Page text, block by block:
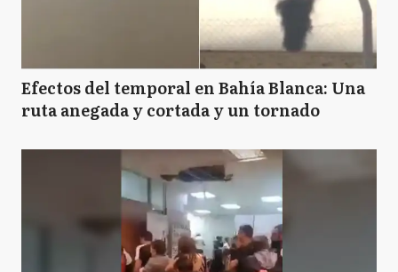
Efectos del temporal en Bahía Blanca: Una
ruta anegada y cortada y un tornado